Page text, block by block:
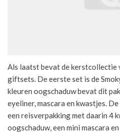
Als laatst bevat de kerstcollectie
giftsets. De eerste set is de
kleuren oogschaduw bevat dit
eyeliner, mascara en kwastjes.
een reisverpakking met daarin 4
oogschaduw, een mini mascara